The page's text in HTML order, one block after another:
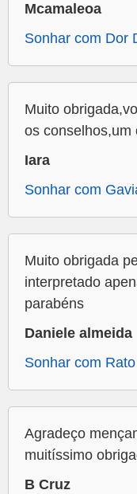
Mcamaleoa
Sonhar com Dor
Muito
os conselhos,um
Iara
Sonhar com
Muito obrigada
interpretado
parabéns
Daniele almeida
Sonhar com
Agradeço
muitíssimo
B Cruz